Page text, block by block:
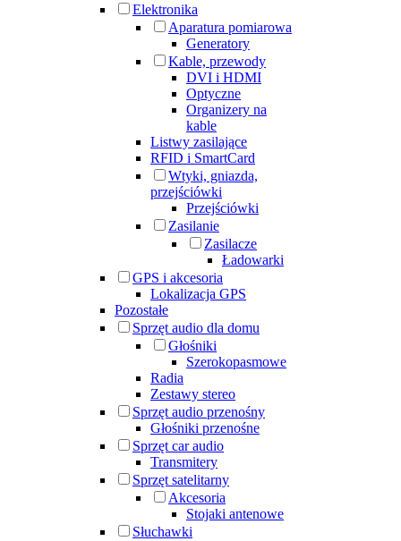
Elektronika
Aparatura pomiarowa
Generatory
Kable, przewody
DVI i HDMI
Optyczne
Organizery na
kable
Listwy zasilające
RFID i SmartCard
Wtyki, gniazda,
przejściówki
Przejściówki
Zasilanie
Zasilacze
Ładowarki
GPS i akcesoria
Lokalizacja GPS
Pozostałe
Sprzęt audio dla domu
Głośniki
Szerokopasmowe
Radia
Zestawy stereo
Sprzęt audio przenośny
Głośniki przenośne
Sprzęt car audio
Transmitery
Sprzęt satelitarny
Akcesoria
Stojaki antenowe
Słuchawki